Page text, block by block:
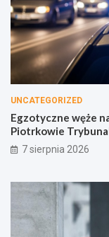
UNCATEGORIZED
Egzotyczne węże
Piotrkowie
7 sierpnia 2026